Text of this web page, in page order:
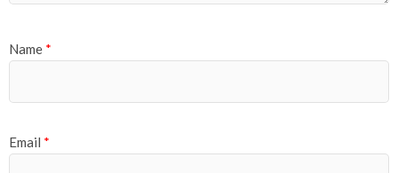
Name *
Email *